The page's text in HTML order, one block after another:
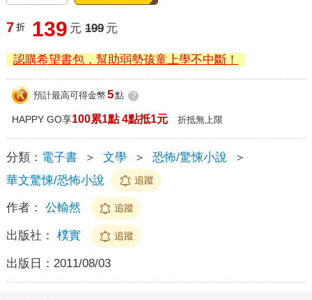
7 折 139 元 199 元
認購希望書包，幫助弱勢孩童上學不中斷！
預計最高可得金幣 5點 ?
HAPPY GO享100累1點 4點抵1元 折抵無上限
分類： 電子書 ＞ 文學 ＞ 恐怖/驚悚小說
＞
華文驚悚/恐怖小說
追蹤
作者： 公輸然 追蹤
出版社： 樸實 追蹤
出版日： 2011/08/03